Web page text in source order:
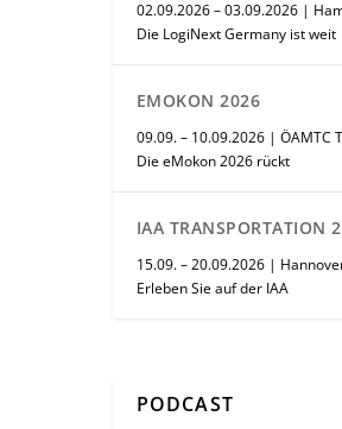
02.09.2026 – 03.09.2026 |
Die LogiNext Germany ist weit
EMOKON 2026
09.09. – 10.09.2026 | ÖAMTC
Die eMokon 2026 rückt
IAA TRANSPORTATION
15.09. – 20.09.2026 |
Erleben Sie auf der IAA
PODCAST